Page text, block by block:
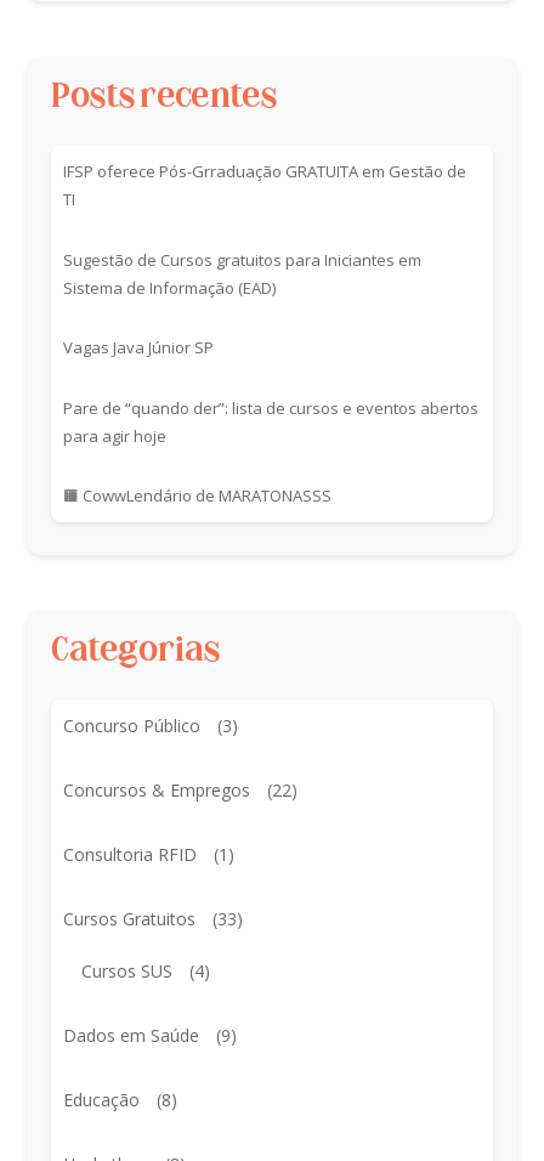
Posts recentes
IFSP oferece Pós-Grraduação GRATUITA em Gestão de
TI
Sugestão de Cursos gratuitos para Iniciantes em
Sistema de Informação (EAD)
Vagas Java Júnior SP
Pare de “quando der”: lista de cursos e eventos abertos
para agir hoje
🟧 CowwLendário de MARATONASSS
Categorias
Concurso Público (3)
Concursos & Empregos (22)
Consultoria RFID (1)
Cursos Gratuitos (33)
Cursos SUS (4)
Dados em Saúde (9)
Educação (8)